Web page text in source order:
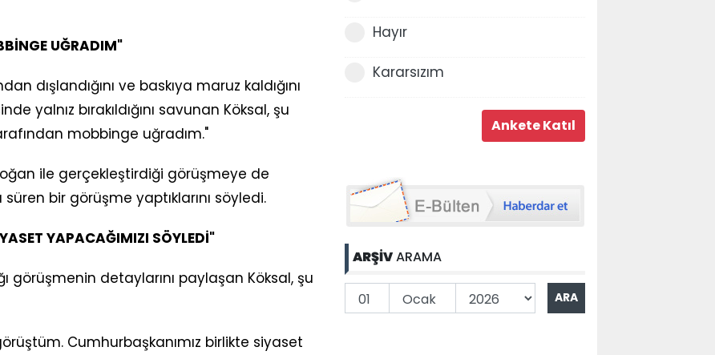
UĞRADIM"
dışlandığını ve baskıya maruz kaldığını
yalnız bırakıldığını savunan Köksal, şu
mobbinge uğradım."
ile gerçekleştirdiği görüşmeye de
bir görüşme yaptıklarını söyledi.
YAPACAĞIMIZI SÖYLEDİ"
görüşmenin detaylarını paylaşan Köksal, şu
Cumhurbaşkanımız birlikte siyaset
Hayır
Kararsızım
ARŞİVARAMA